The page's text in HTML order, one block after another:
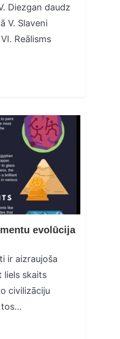
Diezgan daudz
V. Slaveni
Reālisms
evolūcija
ir aizraujoša
liels skaits
civilizāciju
tos…